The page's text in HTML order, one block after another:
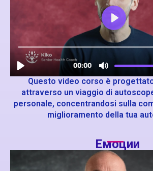
Questo video corso è
attraverso un viaggio di
personale, concentrandosi sulla
miglioramento della tua
Емоции